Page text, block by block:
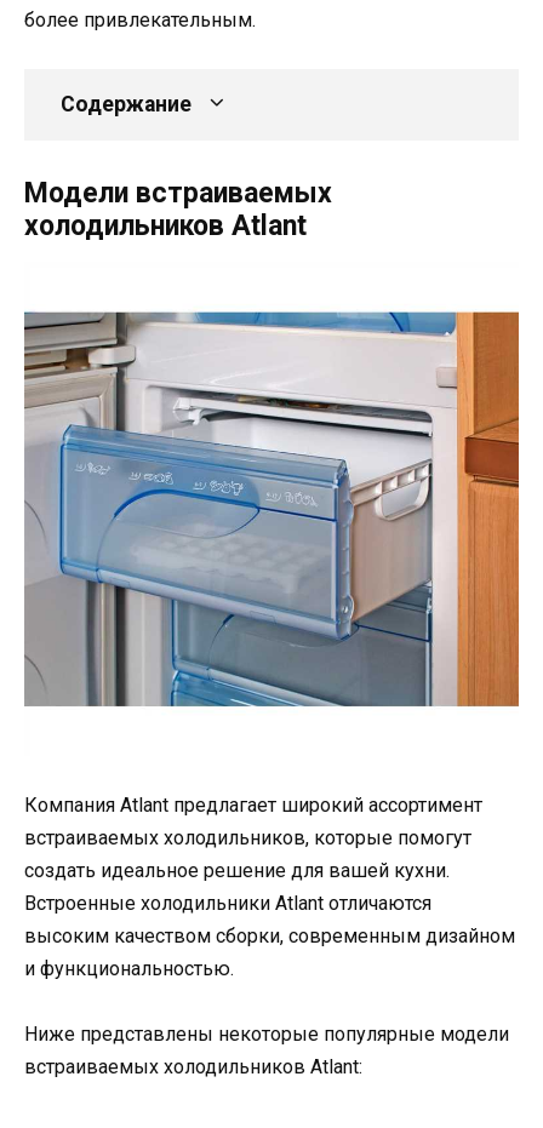
более привлекательным.
Содержание
Модели встраиваемых
холодильников Аtlant
Компания Аtlant предлагает широкий ассортимент
встраиваемых холодильников, которые помогут
создать идеальное решение для вашей кухни.
Встроенные холодильники Аtlant отличаются
высоким качеством сборки, современным дизайном
и функциональностью.
Ниже представлены некоторые популярные модели
встраиваемых холодильников Аtlant: